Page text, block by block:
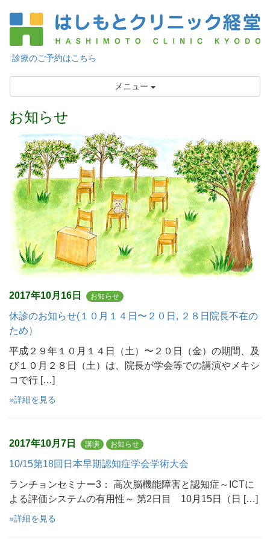
診療のご予約はこちら
メニュー
お知らせ
2017年10月16日 お知らせ
休診のお知らせ(１０月１４日〜２０日, ２８日院長不在の
ため）
平成２９年１０月１４日（土）〜２０日（金）の期間、及
び１０月２８日（土）は、院長が学会等での講演やメキシ
コで行 […]
»詳細を見る
2017年10月7日 講演 お知らせ
10/15第18回日本早期認知症学会学術大会
ランチョンセミナー3： 高次脳機能障害と認知症～ICTに
よる評価システムの有用性～ 第2日目 10月15日（日 […]
»詳細を見る